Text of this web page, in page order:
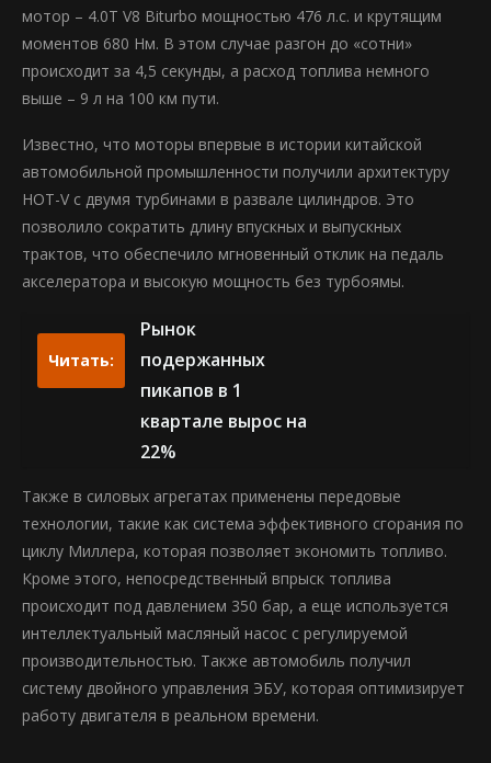
мотор – 4.0T V8 Biturbo мощностью 476 л.с. и крутящим
моментов 680 Нм. В этом случае разгон до «сотни»
происходит за 4,5 секунды, а расход топлива немного
выше – 9 л на 100 км пути.
Известно, что моторы впервые в истории китайской
автомобильной промышленности получили архитектуру
HOT-V с двумя турбинами в развале цилиндров. Это
позволило сократить длину впускных и выпускных
трактов, что обеспечило мгновенный отклик на педаль
акселератора и высокую мощность без турбоямы.
Читать:
Рынок
подержанных
пикапов в 1
квартале вырос на
22%
Также в силовых агрегатах применены передовые
технологии, такие как система эффективного сгорания по
циклу Миллера, которая позволяет экономить топливо.
Кроме этого, непосредственный впрыск топлива
происходит под давлением 350 бар, а еще используется
интеллектуальный масляный насос с регулируемой
производительностью. Также автомобиль получил
систему двойного управления ЭБУ, которая оптимизирует
работу двигателя в реальном времени.